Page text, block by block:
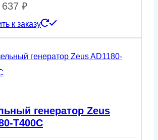
₽
к заказу
генератор Zeus
T400C